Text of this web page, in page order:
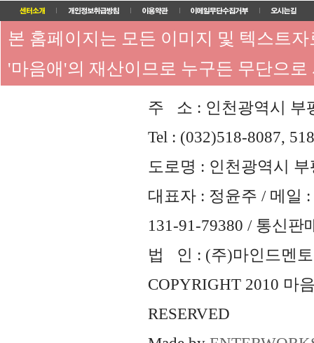
본 홈페이지는 모든 이미지 및 텍스트
'마음애'의 재산이므로 누구든 무단으
주 소 : 인천광역시 부
Tel : (032)518-8087,
도로명 : 인천광역시
대표자 : 정윤주 / 메일 :
131-91-79380 / 통신판
법 인 : (주)마인드멘토
COPYRIGHT 2010 마
RESERVED